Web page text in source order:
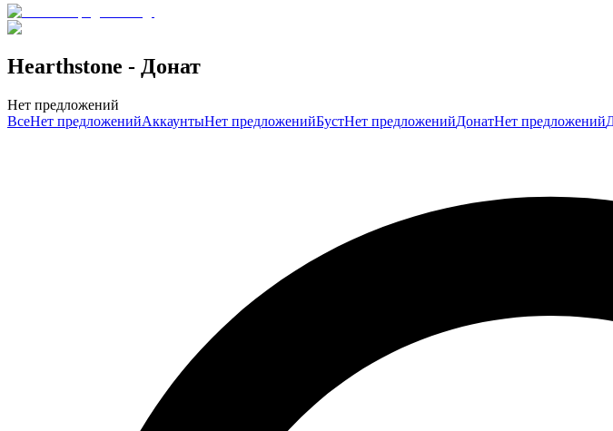
Hearthstone - Донат
Нет предложений
ВсеНет предложенийАккаунтыНет предложенийБустНет предложенийДонатНет предложений